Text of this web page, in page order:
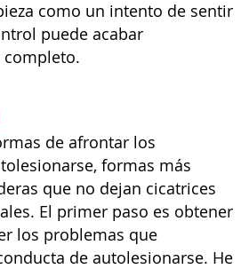
como un intento de sentir
puede acabar
de afrontar los
formas más
que no dejan cicatrices
El primer paso es obtener
los problemas que
de autolesionarse. He